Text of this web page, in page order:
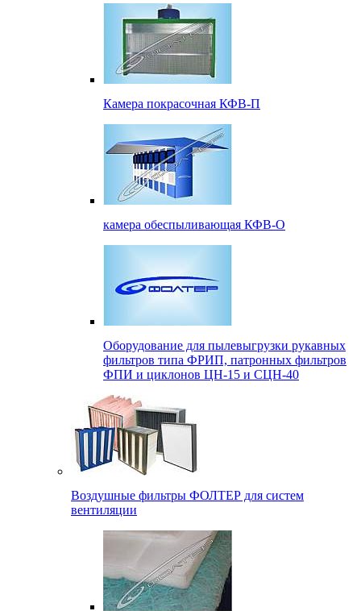
Камера покрасочная КФВ-П
камера обеспыливающая КФВ-О
Оборудование для пылевыгрузки рукавных
фильтров типа ФРИП, патронных фильтров
ФПИ и циклонов ЦН-15 и СЦН-40
Воздушные фильтры ФОЛТЕР для систем
вентиляции